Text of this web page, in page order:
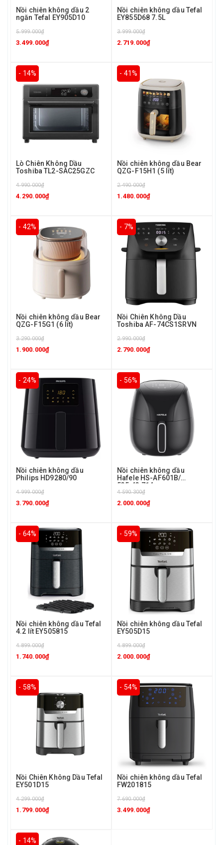
Nồi chiên không dầu 2
ngăn Tefal EY905D10
5.999.000₫
3.499.000₫
Nồi chiên không dầu Tefal
EY855D68 7.5L
3.999.000₫
2.719.000₫
- 14%
Lò Chiên Không Dầu
Toshiba TL2-SAC25GZC
4.990.000₫
4.290.000₫
- 41%
Nồi chiên không dầu Bear
QZG-F15H1 (5 lít)
2.490.000₫
1.480.000₫
- 42%
Nồi chiên không dầu Bear
QZG-F15G1 (6 lít)
3.290.000₫
1.900.000₫
- 7%
Nồi Chiên Không Dầu
Toshiba AF-74CS1SRVN
2.990.000₫
2.790.000₫
- 24%
Nồi chiên không dầu
Philips HD9280/90
4.999.000₫
3.790.000₫
- 56%
Nồi chiên không dầu
Hafele HS-AF601B/
535.43.714
4.590.300₫
2.000.000₫
- 64%
Nồi chiên không dầu Tefal
4.2 lít EY505815
4.899.000₫
1.740.000₫
- 59%
Nồi chiên không dầu Tefal
EY505D15
4.899.000₫
2.000.000₫
- 58%
Nồi Chiên Không Dầu Tefal
EY501D15
4.299.000₫
1.799.000₫
- 54%
Nồi chiên không dầu Tefal
FW201815
7.690.000₫
3.499.000₫
- 14%